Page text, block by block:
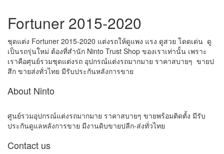
Fortuner 2015-2020
ชุดแต่ง Fortuner 2015-2020 แต่งรถให้ดูแพง แรง ดูสวย โดดเด่น ดู
เป็นรถรุ่นใหม่ ต้องที่สำนัก Ninto Trust Shop ของเราเท่านั้น เพราะ
เราคือศุนย์รวมชุดแต่งรถ อุปกรณ์แต่งรถมากมาย ราคาสบายๆ ขายป
สีก ขายส่งทั่วไทย มีรับประกันหลังการขาย
About Ninto
ศูนย์รวมอุปกรณ์แต่งรถมากมาย ราคาสบายๆ ขายพร้อมติดตั้ง มีรับ
ประกันดูแลหลังการขาย มีงานดิบขายปลีก-ส่งทั่วไทย
Contact us